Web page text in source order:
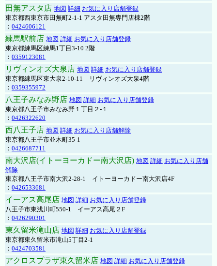
田無アスタ店 地図 詳細 お気に入り店舗登録
東京都西東京市田無町2-1-1 アスタ田無専門店棟2階
： 0424606121
練馬駅前店 地図 詳細 お気に入り店舗登録
東京都練馬区練馬1丁目3-10 2階
： 0359123081
リヴィンオズ大泉店 地図 詳細 お気に入り店舗登録
東京都練馬区東大泉2-10-11 リヴィンオズ大泉4階
： 0359355972
八王子みなみ野店 地図 詳細 お気に入り店舗登録
東京都八王子市みなみ野１丁目２-１
： 0426322620
西八王子店 地図 詳細 お気に入り店舗解除
東京都八王子市並木町35-1
： 0426687711
南大沢店(イトーヨーカドー南大沢店) 地図 詳細 お気に入り店舗
解除
東京都八王子市南大沢2-28-1 イトーヨーカドー南大沢店4F
： 0426533681
イーアス高尾店 地図 詳細 お気に入り店舗登録
八王子市東浅川町550-1 イーアス高尾２F
： 0426290301
東久留米滝山店 地図 詳細 お気に入り店舗登録
東京都東久留米市滝山5丁目2-1
： 0424703581
アクロスプラザ東久留米店 地図 詳細 お気に入り店舗登録